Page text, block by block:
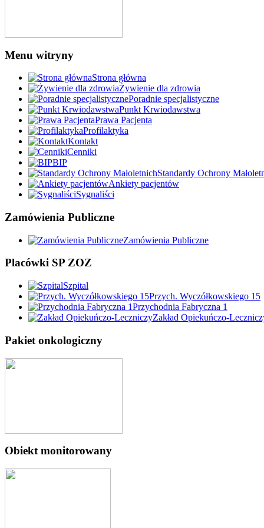
Menu witryny
Strona główna
Żywienie dla zdrowia
Poradnie specjalistyczne
Punkt Krwiodawstwa
Prawa Pacjenta
Profilaktyka
Kontakt
Cenniki
BIP
Standardy Ochrony
Ankiety pacjentów
Sygnaliści
Zamówienia Publiczne
Zamówienia Publiczne
Placówki SP ZOZ
Szpital
Przych. Wyczółkowskiego 15
Przychodnia Fabryczna 1
Zakład Opiekuńczo-
Pakiet onkologiczny
Obiekt monitorowany